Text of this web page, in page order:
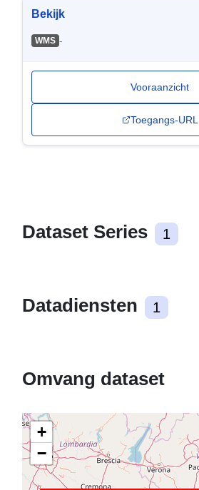
Bekijk
WMS -
Vooraanzicht
Toegangs-URL
Dataset Series 1
Datadiensten 1
Omvang dataset
+
−